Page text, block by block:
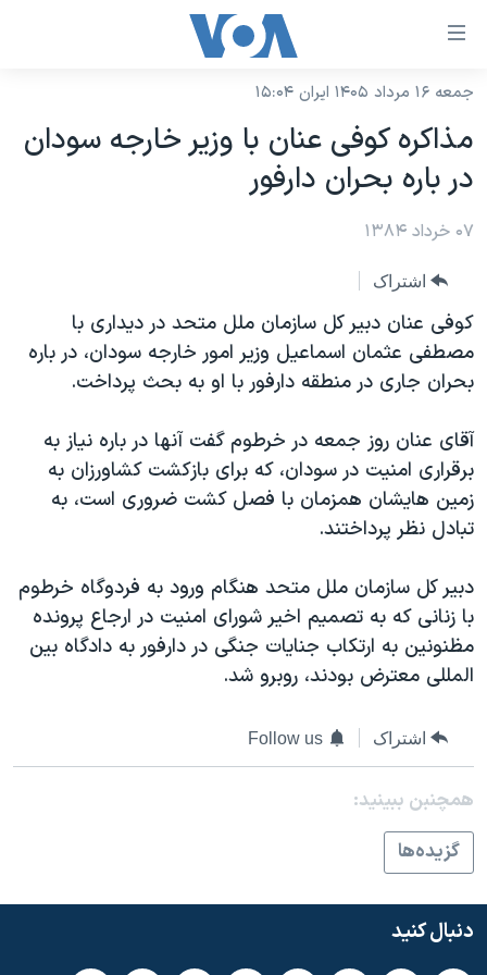
لینکهای
دسترسی
جهش
محتوای
اصلی
صفحه
اصلی
جهش
به
جستجو
نسخه سبک وب‌سایت
موضوع ها
ایران
آمریکا
جهان
ورزشی
گزیده‌ها
ویژه برنامه‌ها
ویدیوها
فرهنگ و زندگی
اقتصادی
علم و فناوری
اسرائیل در جنگ
آرشیو پخش زنده
برنامه های تلویزیونی
جدول برنامه ها
صفحه‌های ویژه
جام جهانی ۲۰۲۶
عملیات خشم حماسی
بایگانی برنامه‌های تلویزیونی
مستندها
حمله جمهوری اسلامی به اسرائیل
رمز مهسا
ورزش زنان در ایران
مجموعه مستندهای دادخواهی
چهل سال گروگان‌گیری
اعتراضات مردمی آبان ۹۸
فرکانس‌های صدای آمریکا
پخش رادیویی
یادگیری زبان انگلیسی
دنبال کنید
زبانهای مختلف
جمعه ۱۶ مرداد ۱۴۰۵ ایران ۱۵:۰۴
مذاکره کوفی عنان با وزير خارجه سودان
در باره بحران دارفور
۰۷ خرداد ۱۳۸۴
اشتراک
کوفی عنان دبير کل سازمان ملل متحد در ديداری با
مصطفی عثمان اسماعيل وزير امور خارجه سودان، در باره
بحران جاری در منطقه دارفور با او به بحث پرداخت.
آقای عنان روز جمعه در خرطوم گفت آنها در باره نياز به
برقراری امنيت در سودان، که برای بازکشت کشاورزان به
زمين هايشان همزمان با فصل کشت ضروری است، به
تبادل نظر پرداختند.
دبير کل سازمان ملل متحد هنگام ورود به فردوگاه خرطوم
با زنانی که به تصميم اخير شورای امنيت در ارجاع پرونده
مظنونين به ارتکاب جنايات جنگی در دارفور به دادگاه بين
المللی معترض بودند، روبرو شد.
اشتراک Follow us
همچنبن ببینید:
گزيده‌ها
دنبال کنید